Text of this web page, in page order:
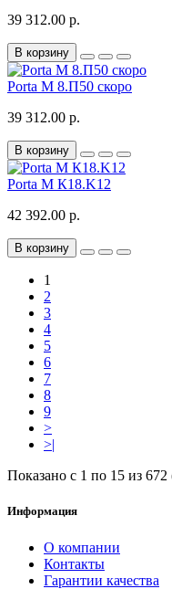
39 312.00 р.
В корзину
Porta M 8.П50 скоро
39 312.00 р.
В корзину
Porta M К18.K12
42 392.00 р.
В корзину
1
2
3
4
5
6
7
8
9
>
>|
Показано с 1 по 15 из 672
Информация
О компании
Контакты
Гарантии качества